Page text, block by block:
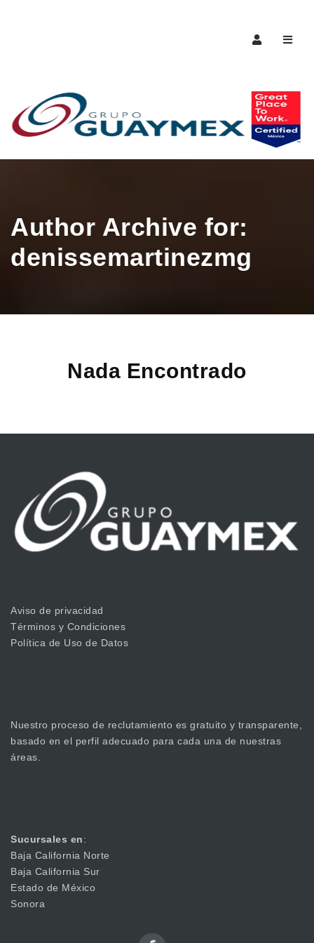
Author Archive for:
denissemartinezmg
Nada Encontrado
Aviso de privacidad
Términos y Condiciones
Política de Uso de Datos
Nuestro proceso de reclutamiento es gratuito y transparente,
basado en el perfil adecuado para cada una de nuestras
áreas.
Sucursales en:
Baja California Norte
Baja California Sur
Estado de México
Sonora